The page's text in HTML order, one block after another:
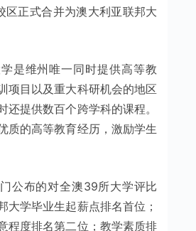
区正式合并为澳大利亚联邦大
是维州唯一同时提供高等教
项目以及重大科研机会的地区
还提供数百个跨学科的课程。
质的高等教育经历，激励学生
公布的对全澳39所大学评比
大学毕业生起薪点排名首位；
程度排名第二位；教学素质排